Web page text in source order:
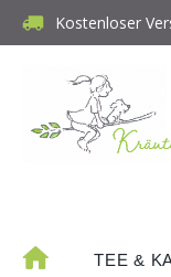
Hauptinhalt
Zur Suche springen
ZurKostenloser
TEE &